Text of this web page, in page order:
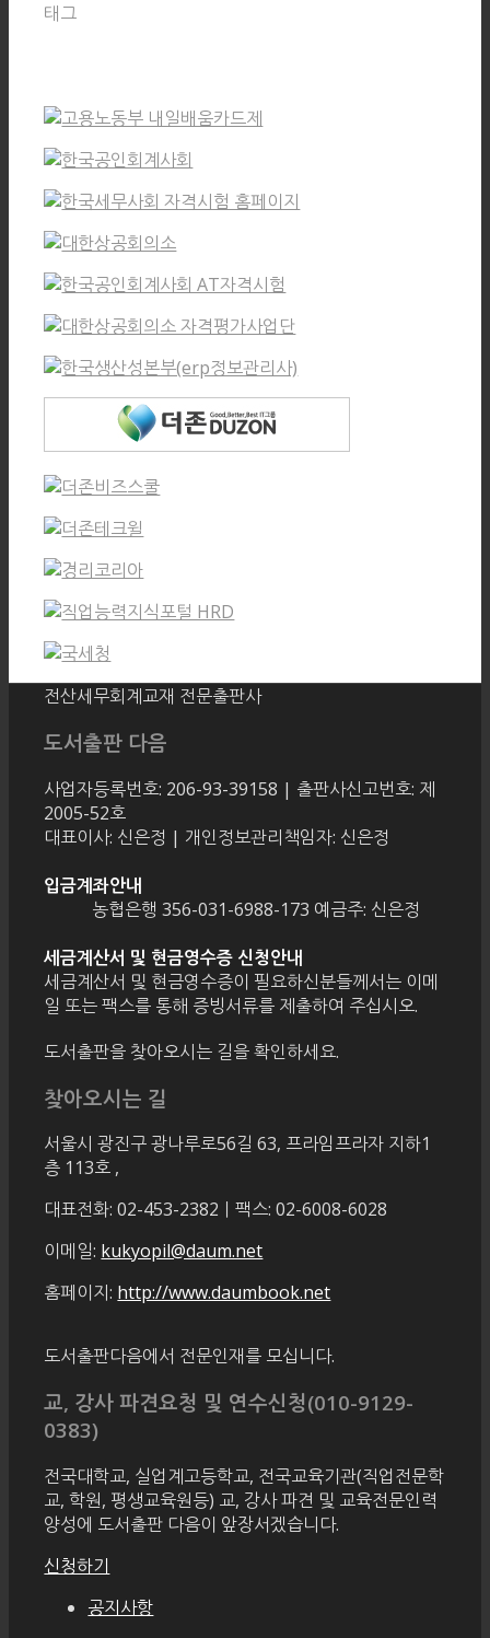
태그
전산세무회계교재 전문출판사
도서출판 다음
사업자등록번호: 206-93-39158 | 출판사신고번호: 제
2005-52호
대표이사: 신은정 | 개인정보관리책임자: 신은정
입금계좌안내
농협은행 356-031-6988-173 예금주: 신은정
세금계산서 및 현금영수증 신청안내
세금계산서 및 현금영수증이 필요하신분들께서는 이메
일 또는 팩스를 통해 증빙서류를 제출하여 주십시오.
도서출판을 찾아오시는 길을 확인하세요.
찾아오시는 길
서울시 광진구 광나루로56길 63, 프라임프라자 지하1
층 113호 ,
대표전화: 02-453-2382ㅣ팩스: 02-6008-6028
이메일: kukyopil@daum.net
홈페이지: http://www.daumbook.net
도서출판다음에서 전문인재를 모십니다.
교, 강사 파견요청 및 연수신청(010-9129-
0383)
전국대학교, 실업계고등학교, 전국교육기관(직업전문학
교, 학원, 평생교육원등) 교, 강사 파견 및 교육전문인력
양성에 도서출판 다음이 앞장서겠습니다.
신청하기
공지사항